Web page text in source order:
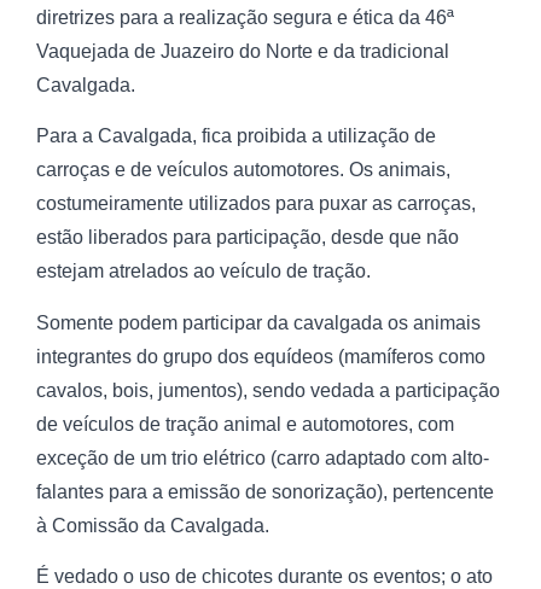
diretrizes para a realização segura e ética da 46ª
Vaquejada de Juazeiro do Norte e da tradicional
Cavalgada.
Para a Cavalgada, fica proibida a utilização de
carroças e de veículos automotores. Os animais,
costumeiramente utilizados para puxar as carroças,
estão liberados para participação, desde que não
estejam atrelados ao veículo de tração.
Somente podem participar da cavalgada os animais
integrantes do grupo dos equídeos (mamíferos como
cavalos, bois, jumentos), sendo vedada a participação
de veículos de tração animal e automotores, com
exceção de um trio elétrico (carro adaptado com alto-
falantes para a emissão de sonorização), pertencente
à Comissão da Cavalgada.
É vedado o uso de chicotes durante os eventos; o ato